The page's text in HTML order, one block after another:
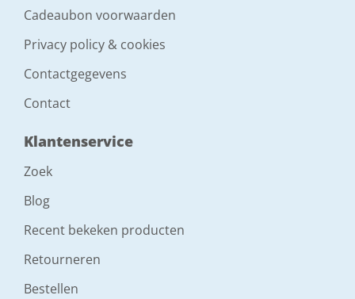
Cadeaubon voorwaarden
Privacy policy & cookies
Contactgegevens
Contact
Klantenservice
Zoek
Blog
Recent bekeken producten
Retourneren
Bestellen